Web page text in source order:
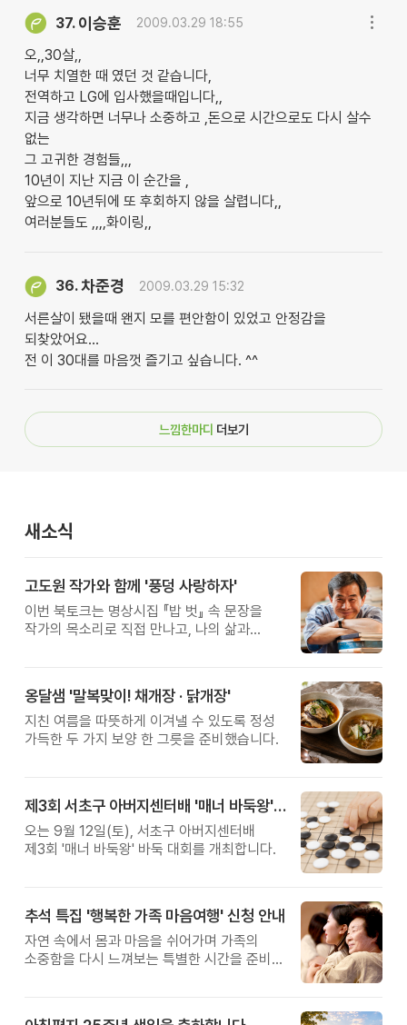
37. 이승훈 2009.03.29 18:55
오,,30살,,
너무 치열한 때 였던 것 같습니다,
전역하고 LG에 입사했을때입니다,,
지금 생각하면 너무나 소중하고 ,돈으로 시간으로도 다시 살수
없는
그 고귀한 경험들,,,
10년이 지난 지금 이 순간을 ,
앞으로 10년뒤에 또 후회하지 않을 살렵니다,,
여러분들도 ,,,,화이링,,
36.차준경 2009.03.29 15:32
서른살이 됐을때 왠지 모를 편안함이 있었고 안정감을
되찾았어요...
전 이 30대를 마음껏 즐기고 싶습니다. ^^
느낌한마디 더보기
새소식
고도원 작가와 함께 '풍덩 사랑하자'
이번 북토크는 명상시집 『밥 벗』 속 문장을
작가의 목소리로 직접 만나고, 나의 삶과
옹달샘 '말복맞이! 채개장 · 닭개장'
지친 여름을 따뜻하게 이겨낼 수 있도록 정성
가득한 두 가지 보양 한 그릇을 준비했습니다.
제3회 서초구 아버지센터배 '매너 바둑왕' 대회
오는 9월 12일(토), 서초구 아버지센터배
제3회 '매너 바둑왕' 바둑 대회를 개최합니다.
추석 특집 '행복한 가족 마음여행' 신청 안내
자연 속에서 몸과 마음을 쉬어가며 가족의
소중함을 다시 느껴보는 특별한 시간을 준비해